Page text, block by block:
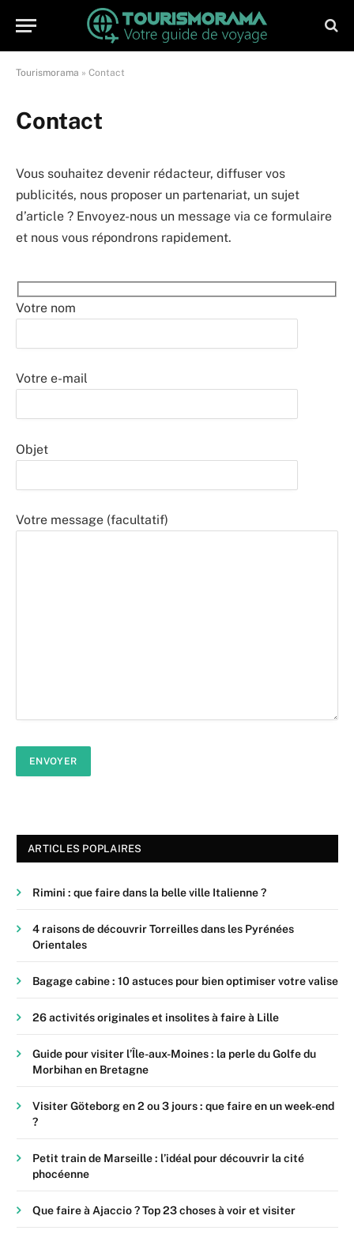
Tourismorama » Contact
Contact
Vous souhaitez devenir rédacteur, diffuser vos
publicités, nous proposer un partenariat, un sujet
d’article ? Envoyez-nous un message via ce formulaire
et nous vous répondrons rapidement.
Votre nom
Votre e-mail
Objet
Votre message (facultatif)
ARTICLES POPLAIRES
Rimini : que faire dans la belle ville Italienne ?
4 raisons de découvrir Torreilles dans les Pyrénées
Orientales
Bagage cabine : 10 astuces pour bien optimiser votre valise
26 activités originales et insolites à faire à Lille
Guide pour visiter l’Île-aux-Moines : la perle du Golfe du
Morbihan en Bretagne
Visiter Göteborg en 2 ou 3 jours : que faire en un week-end
?
Petit train de Marseille : l’idéal pour découvrir la cité
phocéenne
Que faire à Ajaccio ? Top 23 choses à voir et visiter